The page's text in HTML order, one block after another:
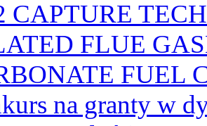
CAPTURE
FLUE
FUEL
na granty w